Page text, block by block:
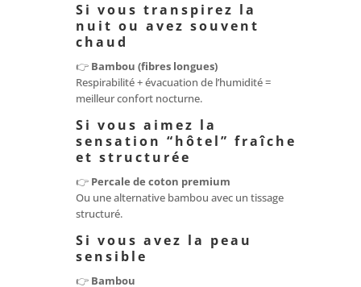
Si vous transpirez la
nuit ou avez souvent
chaud
👉 Bambou (fibres longues)
Respirabilité + évacuation de l’humidité =
meilleur confort nocturne.
Si vous aimez la
sensation “hôtel” fraîche
et structurée
👉 Percale de coton premium
Ou une alternative bambou avec un tissage
structuré.
Si vous avez la peau
sensible
👉 Bambou